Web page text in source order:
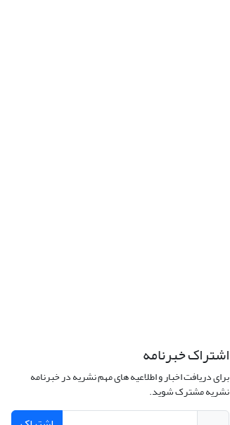
اشتراک خبرنامه
برای دریافت اخبار و اطلاعیه های مهم نشریه در خبرنامه
نشریه مشترک شوید.